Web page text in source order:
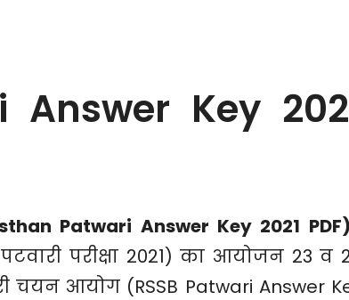
Answer Key
Patwari Answer Key 2021
परीक्षा 2021) का आयोजन 23 व
चयन आयोग (RSSB Patwari Answer